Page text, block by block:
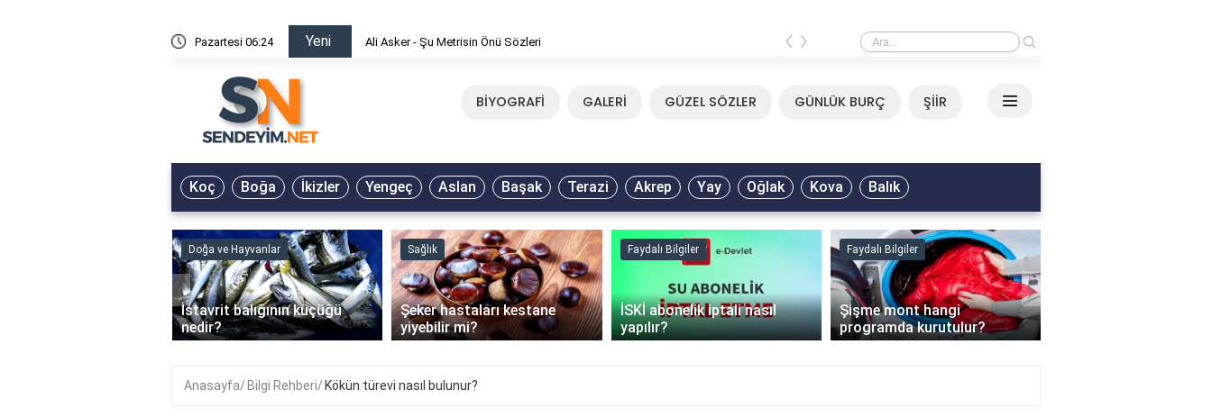
Pazartesi 06:24 Yeni Ali Asker - Şu Metrisin Önü Sözleri Mirkelam - Tavla Sözleri
‹ ›
BİYOGRAFİ GALERİ GÜZEL SÖZLER GÜNLÜK BURÇ ŞİİR
Koç Boğa İkizler Yengeç Aslan Başak Terazi Akrep Yay Oğlak Kova Balık
Doğa ve Hayvanlar
İstavrit balığının küçüğü
nedir?
Sağlık
Şeker hastaları kestane
yiyebilir mi?
Faydalı Bilgiler
İSKİ abonelik iptali nasıl
yapılır?
Faydalı Bilgiler
Şişme mont hangi
programda kurutulur?
‹ ›
Anasayfa Bilgi Rehberi Kökün türevi nasıl bulunur?